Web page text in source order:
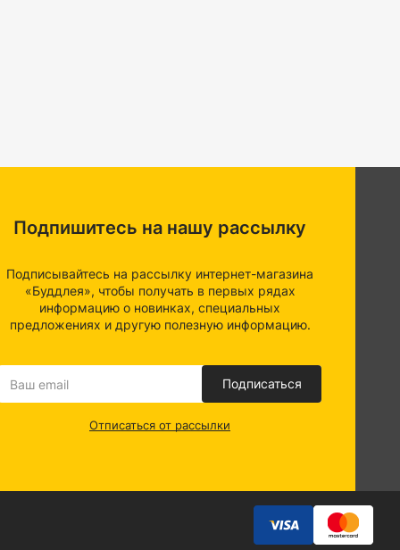
Подпишитесь на нашу рассылку
Подписывайтесь на рассылку интернет-магазина
«Буддлея», чтобы получать в первых рядах
информацию о новинках, специальных
предложениях и другую полезную информацию.
Подписаться
Отписаться от рассылки